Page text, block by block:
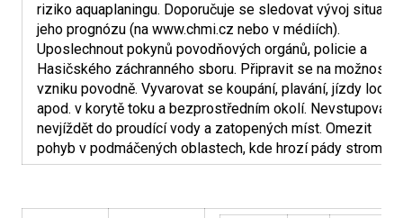
riziko aquaplaningu. Doporučuje se sledovat vývoj situace
jeho prognózu (na www.chmi.cz nebo v médiích).
Uposlechnout pokynů povodňových orgánů, policie a
Hasičského záchranného sboru. Připravit se na možnost
vzniku povodně. Vyvarovat se koupání, plavání, jízdy lodí
apod. v korytě toku a bezprostředním okolí. Nevstupovat a
nevjíždět do proudící vody a zatopených míst. Omezit
pohyb v podmáčených oblastech, kde hrozí pády stromů.